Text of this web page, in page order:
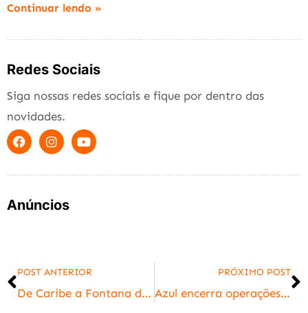
Continuar lendo »
Redes Sociais
Siga nossas redes sociais e fique por dentro das
novidades.
Anúncios
POST ANTERIOR
De Caribe a Fontana di Trevi: 7 lugares no Brasil que lembram destinos internacionais
PRÓXIMO POST
Azul encerra operações em 14 cidades no Brasil em 2025; veja municípios